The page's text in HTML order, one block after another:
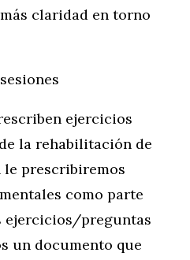
claridad en torno
ejercicios
la rehabilitación de
le prescribiremos
como parte
ejercicios/preguntas
un documento que